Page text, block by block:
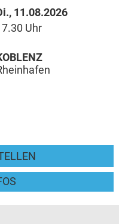
11.08.2026
Uhr